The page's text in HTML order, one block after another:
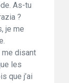
As-tu
?
je me
me disant
les
que j’ai